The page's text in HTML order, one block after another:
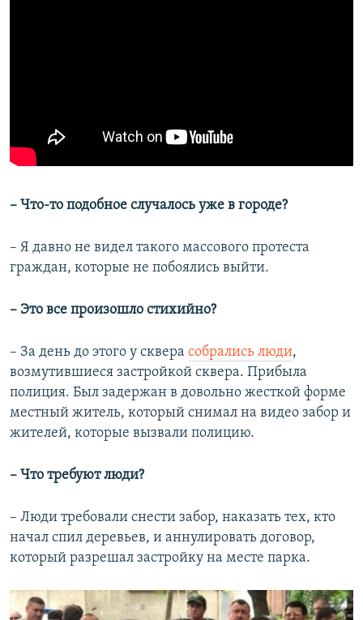
– Что-то подобное случалось уже в городе?
– Я давно не видел такого массового протеста
граждан, которые не побоялись выйти.
– Это все произошло стихийно?
– За день до этого у сквера собрались люди,
возмутившиеся застройкой сквера. Прибыла
полиция. Был задержан в довольно жесткой форме
местный житель, который снимал на видео забор и
жителей, которые вызвали полицию.
– Что требуют люди?
– Люди требовали снести забор, наказать тех, кто
начал спил деревьев, и аннулировать договор,
который разрешал застройку на месте парка.